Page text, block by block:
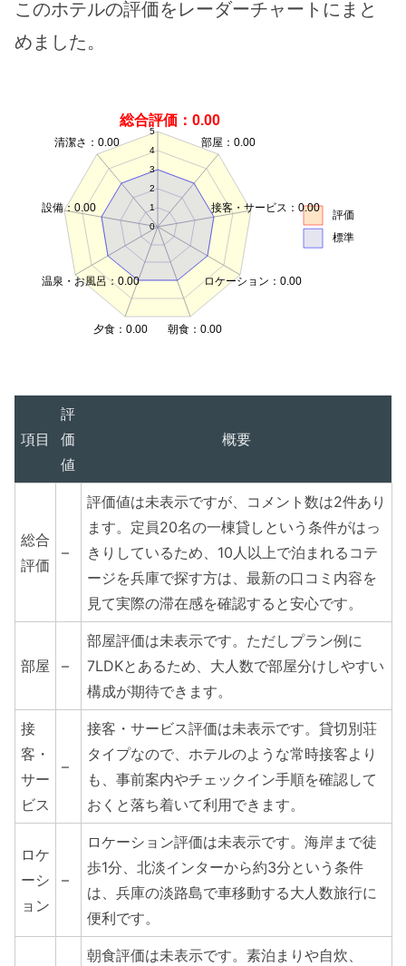
このホテルの評価をレーダーチャートにまと
めました。
0
1
2
3
4
5
総合評価：0.00
部屋：0.00
接客・サービス：0.00
ロケーション：0.00
朝食：0.00
夕食：0.00
温泉・お風呂：0.00
設備：0.00
清潔さ：0.00
評価
標準
項目
評
価
値
概要
総合
評価
–
評価値は未表示ですが、コメント数は2件あり
ます。定員20名の一棟貸しという条件がはっ
きりしているため、10人以上で泊まれるコテ
ージを兵庫で探す方は、最新の口コミ内容を
見て実際の滞在感を確認すると安心です。
部屋 –
部屋評価は未表示です。ただしプラン例に
7LDKとあるため、大人数で部屋分けしやすい
構成が期待できます。
接
客・
サー
ビス
–
接客・サービス評価は未表示です。貸切別荘
タイプなので、ホテルのような常時接客より
も、事前案内やチェックイン手順を確認して
おくと落ち着いて利用できます。
ロケ
ーシ
ョン
–
ロケーション評価は未表示です。海岸まで徒
歩1分、北淡インターから約3分という条件
は、兵庫の淡路島で車移動する大人数旅行に
便利です。
朝食評価は未表示です。素泊まりや自炊、